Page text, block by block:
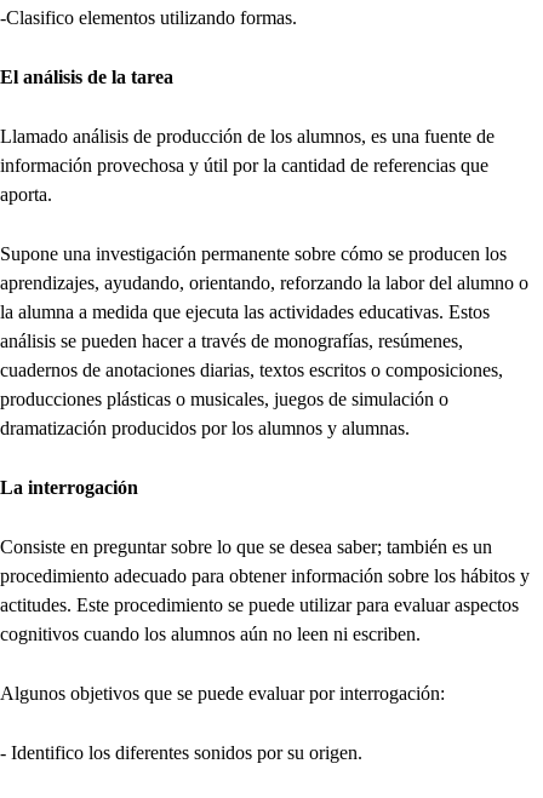
-Clasifico elementos utilizando formas.
El análisis de la tarea
Llamado análisis de producción de los alumnos, es una fuente de
información provechosa y útil por la cantidad de referencias que
aporta.
Supone una investigación permanente sobre cómo se producen los
aprendizajes, ayudando, orientando, reforzando la labor del alumno o
la alumna a medida que ejecuta las actividades educativas. Estos
análisis se pueden hacer a través de monografías, resúmenes,
cuadernos de anotaciones diarias, textos escritos o composiciones,
producciones plásticas o musicales, juegos de simulación o
dramatización producidos por los alumnos y alumnas.
La interrogación
Consiste en preguntar sobre lo que se desea saber; también es un
procedimiento adecuado para obtener información sobre los hábitos y
actitudes. Este procedimiento se puede utilizar para evaluar aspectos
cognitivos cuando los alumnos aún no leen ni escriben.
Algunos objetivos que se puede evaluar por interrogación:
- Identifico los diferentes sonidos por su origen.